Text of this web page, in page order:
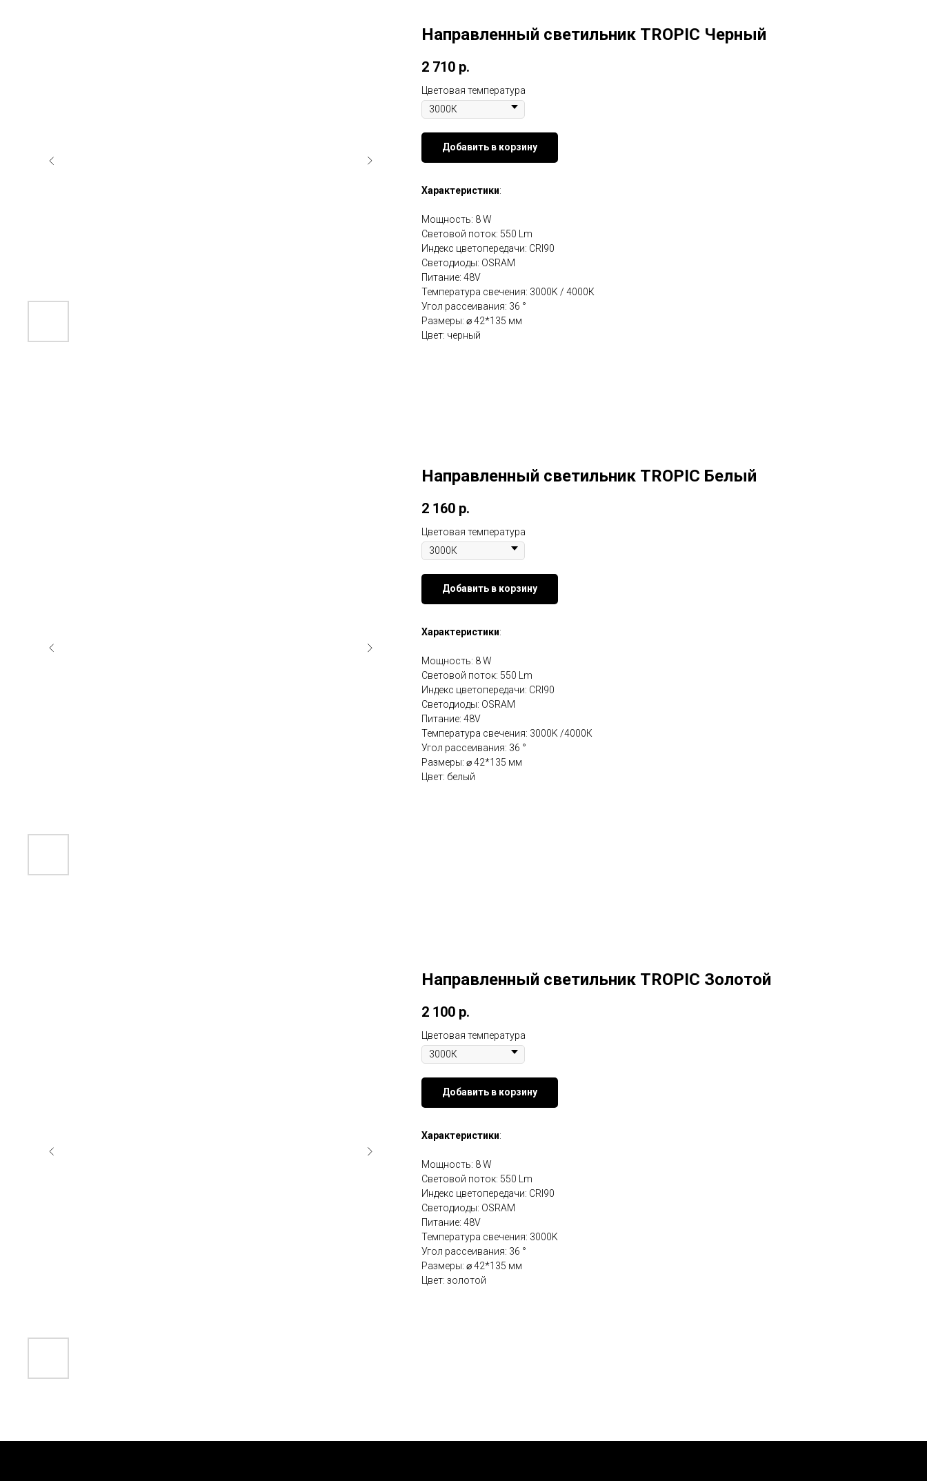
Направленный светильник TROPIC Черный
2 710 р.
Цветовая температура
Добавить в корзину
Характеристики:
Мощность: 8 W
Световой поток: 550 Lm
Индекс цветопередачи: CRI90
Светодиоды: OSRAM
Питание: 48V
Температура свечения: 3000K / 4000К
Угол рассеивания: 36 °
Размеры: ⌀ 42*135 мм
Цвет: черный
Направленный светильник TROPIC Белый
2 160 р.
Цветовая температура
Добавить в корзину
Характеристики:
Мощность: 8 W
Световой поток: 550 Lm
Индекс цветопередачи: CRI90
Светодиоды: OSRAM
Питание: 48V
Температура свечения: 3000K /4000К
Угол рассеивания: 36 °
Размеры: ⌀ 42*135 мм
Цвет: белый
Направленный светильник TROPIC Золотой
2 100 р.
Цветовая температура
Добавить в корзину
Характеристики:
Мощность: 8 W
Световой поток: 550 Lm
Индекс цветопередачи: CRI90
Светодиоды: OSRAM
Питание: 48V
Температура свечения: 3000K
Угол рассеивания: 36 °
Размеры: ⌀ 42*135 мм
Цвет: золотой